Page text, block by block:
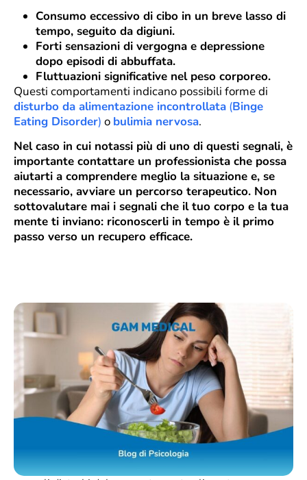
Consumo eccessivo di cibo in un breve lasso di
tempo, seguito da digiuni.
Forti sensazioni di vergogna e depressione
dopo episodi di abbuffata.
Fluttuazioni significative nel peso corporeo.
Questi comportamenti indicano possibili forme di
disturbo da alimentazione incontrollata (Binge
Eating Disorder) o bulimia nervosa.
Nel caso in cui notassi più di uno di questi segnali, è
importante contattare un professionista che possa
aiutarti a comprendere meglio la situazione e, se
necessario, avviare un percorso terapeutico. Non
sottovalutare mai i segnali che il tuo corpo e la tua
mente ti inviano: riconoscerli in tempo è il primo
passo verso un recupero efficace.